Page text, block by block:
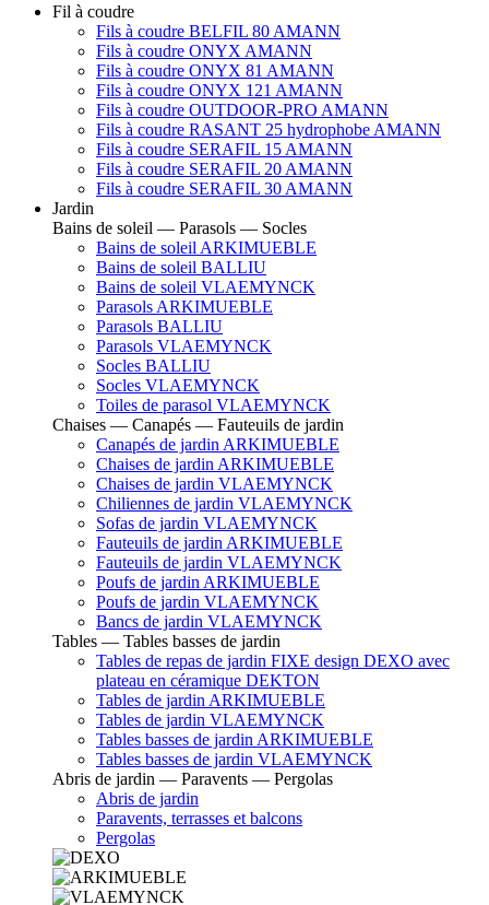
Fil à coudre
Fils à coudre BELFIL 80 AMANN
Fils à coudre ONYX AMANN
Fils à coudre ONYX 81 AMANN
Fils à coudre ONYX 121 AMANN
Fils à coudre OUTDOOR-PRO AMANN
Fils à coudre RASANT 25 hydrophobe AMANN
Fils à coudre SERAFIL 15 AMANN
Fils à coudre SERAFIL 20 AMANN
Fils à coudre SERAFIL 30 AMANN
Jardin
Bains de soleil — Parasols — Socles
Bains de soleil ARKIMUEBLE
Bains de soleil BALLIU
Bains de soleil VLAEMYNCK
Parasols ARKIMUEBLE
Parasols BALLIU
Parasols VLAEMYNCK
Socles BALLIU
Socles VLAEMYNCK
Toiles de parasol VLAEMYNCK
Chaises — Canapés — Fauteuils de jardin
Canapés de jardin ARKIMUEBLE
Chaises de jardin ARKIMUEBLE
Chaises de jardin VLAEMYNCK
Chiliennes de jardin VLAEMYNCK
Sofas de jardin VLAEMYNCK
Fauteuils de jardin ARKIMUEBLE
Fauteuils de jardin VLAEMYNCK
Poufs de jardin ARKIMUEBLE
Poufs de jardin VLAEMYNCK
Bancs de jardin VLAEMYNCK
Tables — Tables basses de jardin
Tables de repas de jardin FIXE design DEXO avec
plateau en céramique DEKTON
Tables de jardin ARKIMUEBLE
Tables de jardin VLAEMYNCK
Tables basses de jardin ARKIMUEBLE
Tables basses de jardin VLAEMYNCK
Abris de jardin — Paravents — Pergolas
Abris de jardin
Paravents, terrasses et balcons
Pergolas